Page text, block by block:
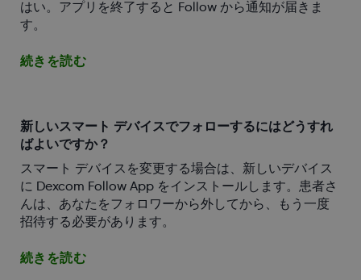
はい。アプリを終了すると Follow から通知が届きま
す。
続きを読む
新しいスマート デバイスでフォローするにはどうすれ
ばよいですか？
スマート デバイスを変更する場合は、新しいデバイス
に Dexcom Follow App をインストールします。患者さ
んは、あなたをフォロワーから外してから、もう一度
招待する必要があります。
続きを読む